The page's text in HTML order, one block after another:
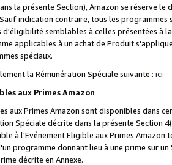
la présente Section), Amazon se réserve
indication contraire, tous les
d'éligibilité semblables à celles présentées à
applicables à un achat de Produit
spéciaux.
la Rémunération Spéciale suivante : ici
aux Primes Amazon
aux Primes Amazon sont disponibles dans
Spéciale décrite dans la présente Section
à l'Evénement Eligible aux Primes Amazon
programme donnant lieu à une prime sur
décrite en Annexe.